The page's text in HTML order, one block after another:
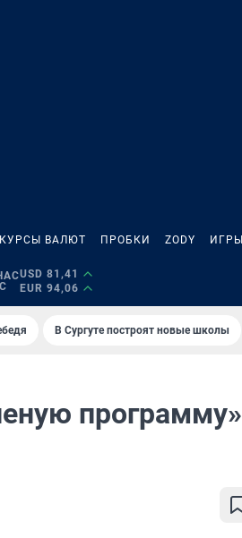
КУРСЫ ВАЛЮТ ПРОБКИ ZODY ИГРЫ
USD 81,41
EUR 94,06
В Сургуте построят новые школы
программу»